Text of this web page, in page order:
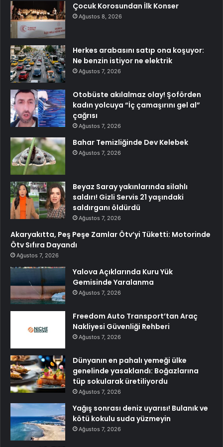
Çocuk Korosundan İlk Konser
Ağustos 8, 2026
Herkes arabasını satıp ona koşuyor:
Ne benzin istiyor ne elektrik
Ağustos 7, 2026
Otobüste akılalmaz olay! Şoförden
kadın yolcuya “İç çamaşırını gel al”
çağrısı
Ağustos 7, 2026
Bahar Temizliğinde Dev Kelebek
Ağustos 7, 2026
Beyaz Saray yakınlarında silahlı
saldırı! Gizli Servis 21 yaşındaki
saldırganı öldürdü
Ağustos 7, 2026
Akaryakıtta, Peş Peşe Zamlar Ötv’yi Tüketti: Motorinde
Ötv Sıfıra Dayandı
Ağustos 7, 2026
Yalova Açıklarında Kuru Yük
Gemisinde Yaralanma
Ağustos 7, 2026
Freedom Auto Transport’tan Araç
Nakliyesi Güvenliği Rehberi
Ağustos 7, 2026
Dünyanın en pahalı yemeği ülke
genelinde yasaklandı: Boğazlarına
tüp sokularak üretiliyordu
Ağustos 7, 2026
Yağış sonrası deniz uyarısı! Bulanık ve
kötü kokulu suda yüzmeyin
Ağustos 7, 2026